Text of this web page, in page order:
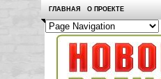
ГЛАВНАЯ О ПРОЕКТЕ